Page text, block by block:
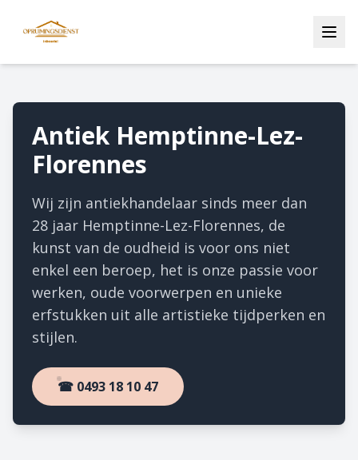
Antiek Hemptinne-Lez-
Florennes
Wij zijn antiekhandelaar sinds meer dan
28 jaar Hemptinne-Lez-Florennes, de
kunst van de oudheid is voor ons niet
enkel een beroep, het is onze passie voor
werken, oude voorwerpen en unieke
erfstukken uit alle artistieke tijdperken en
stijlen.
☎ 0493 18 10 47